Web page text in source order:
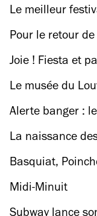
électronique
gratuits
Le meilleur
pour une
hectares
Pour le retour
dévoile une
avec une top
Joie ! Fiesta et
Le musée du
expo mode de
Alerte banger :
Philharmonie
La naissance
design, jouets,
Basquiat,
expo autour du
Vuitton
Midi-Minuit